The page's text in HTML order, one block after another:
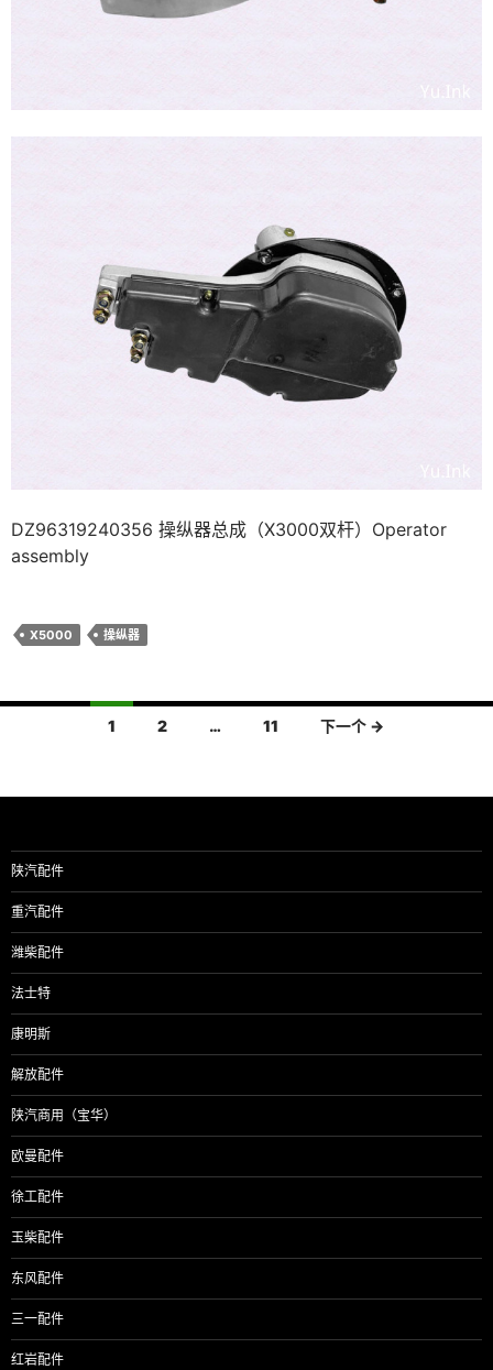
DZ96319240356 操纵器总成（X3000双杆）Operator
assembly
X5000 操纵器
导
1 2 … 11 下一个 →
陕汽配件
重汽配件
潍柴配件
法士特
康明斯
解放配件
陕汽商用（宝华）
欧曼配件
徐工配件
玉柴配件
东风配件
三一配件
红岩配件